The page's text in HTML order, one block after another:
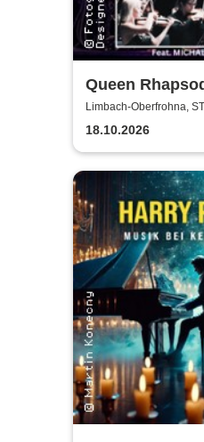
Queen
Posnova und
Austin -
Limbach-Oberfrohna,
OBERFROHNA
18.10.2026